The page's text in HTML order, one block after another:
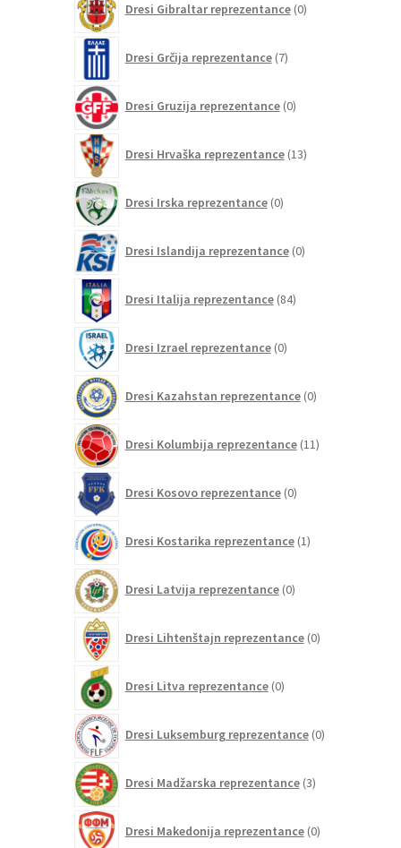
Dresi Gibraltar reprezentance 0izdelkov
Dresi Grčija reprezentance 7izdelkov
Dresi Gruzija reprezentance 0izdelkov
Dresi Hrvaška reprezentance 13izdelkov
Dresi Irska reprezentance 0izdelkov
Dresi Islandija reprezentance 0izdelkov
Dresi Italija reprezentance 84izdelkov
Dresi Izrael reprezentance 0izdelkov
Dresi Kazahstan reprezentance 0izdelkov
Dresi Kolumbija reprezentance 11izdelkov
Dresi Kosovo reprezentance 0izdelkov
Dresi Kostarika reprezentance 1izdelek
Dresi Latvija reprezentance 0izdelkov
Dresi Lihtenštajn reprezentance 0izdelkov
Dresi Litva reprezentance 0izdelkov
Dresi Luksemburg reprezentance 0izdelkov
Dresi Madžarska reprezentance 3izdelki
Dresi Makedonija reprezentance 0izdelkov